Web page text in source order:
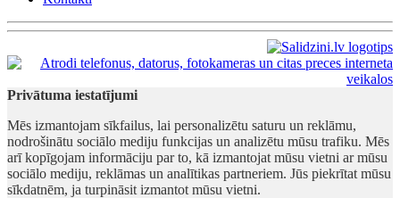
Privātuma iestatījumi
Mēs izmantojam sīkfailus, lai personalizētu saturu un reklāmu,
nodrošinātu sociālo mediju funkcijas un analizētu mūsu trafiku. Mēs
arī kopīgojam informāciju par to, kā izmantojat mūsu vietni ar mūsu
sociālo mediju, reklāmas un analītikas partneriem. Jūs piekrītat mūsu
sīkdatnēm, ja turpināsit izmantot mūsu vietni.